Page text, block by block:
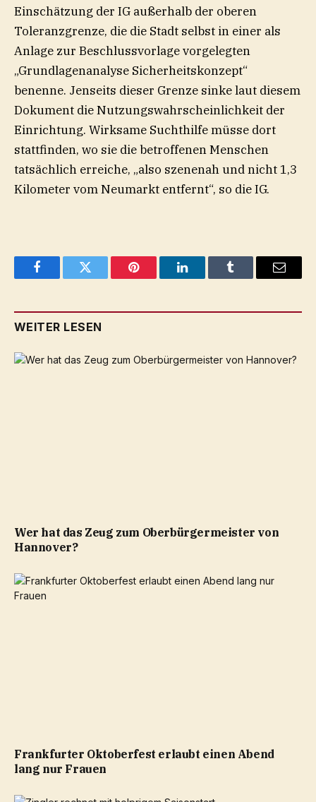
Einschätzung der IG außerhalb der oberen
Toleranzgrenze, die die Stadt selbst in einer als
Anlage zur Beschlussvorlage vorgelegten
„Grundlagenanalyse Sicherheitskonzept“
benenne. Jenseits dieser Grenze sinke laut diesem
Dokument die Nutzungswahrscheinlichkeit der
Einrichtung. Wirksame Suchthilfe müsse dort
stattfinden, wo sie die betroffenen Menschen
tatsächlich erreiche, „also szenenah und nicht 1,3
Kilometer vom Neumarkt entfernt“, so die IG.
FacebookTwitter Pinterest LinkedInTumblr Email
WEITER LESEN
Wer hat das Zeug zum Oberbürgermeister von
Hannover?
Frankfurter Oktoberfest erlaubt einen Abend
lang nur Frauen